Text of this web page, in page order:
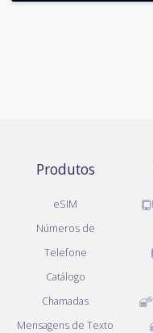
Produtos
eSIM
Números de
Telefone
Catálogo
Chamadas
Mensagens de Texto